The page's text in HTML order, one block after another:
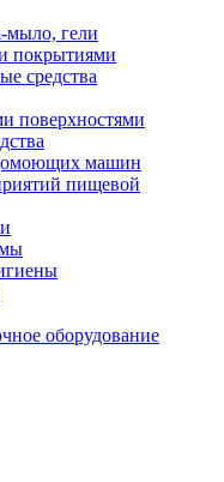
гели
покрытиями
средства
поверхностями
машин
пищевой
оборудование